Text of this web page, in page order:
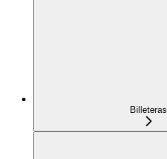
Billeteras